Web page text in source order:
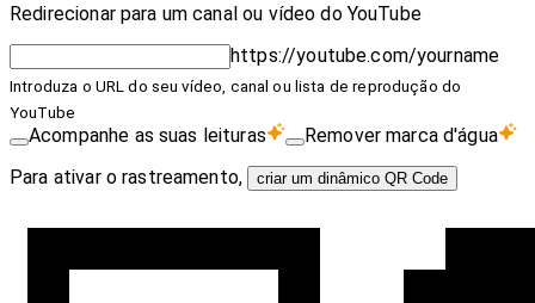
Redirecionar para um canal ou vídeo do YouTube
https://youtube.com/yourname
Introduza o URL do seu vídeo, canal ou lista de reprodução do
YouTube
Acompanhe as suas leituras
Remover marca d'água
Para ativar o rastreamento,
criar um dinâmico QR Code